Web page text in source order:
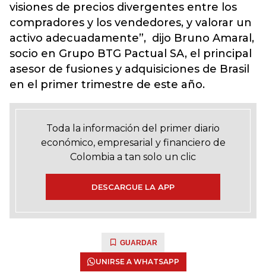
visiones de precios divergentes entre los
compradores y los vendedores, y valorar un
activo adecuadamente”, dijo Bruno Amaral,
socio en Grupo BTG Pactual SA, el principal
asesor de fusiones y adquisiciones de Brasil
en el primer trimestre de este año.
Toda la información del primer diario
económico, empresarial y financiero de
Colombia a tan solo un clic
DESCARGUE LA APP
GUARDAR
UNIRSE A WHATSAPP